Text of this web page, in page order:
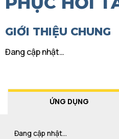
GIỚI THIỆU CHUNG
Đang cập nhật…
ỨNG DỤNG
Đang cập nhật…